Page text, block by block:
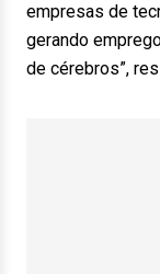
empresas de
gerando
de cérebros”,